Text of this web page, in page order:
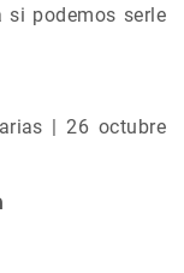
si podemos serle
| 26 octubre